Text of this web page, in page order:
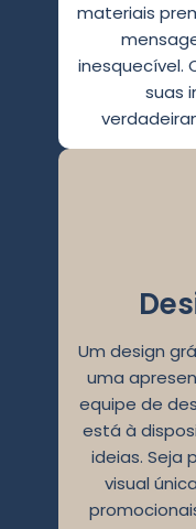
materiais
inesquecível.
suas
Um design
uma
equipe de
está à
ideias. Seja
visual